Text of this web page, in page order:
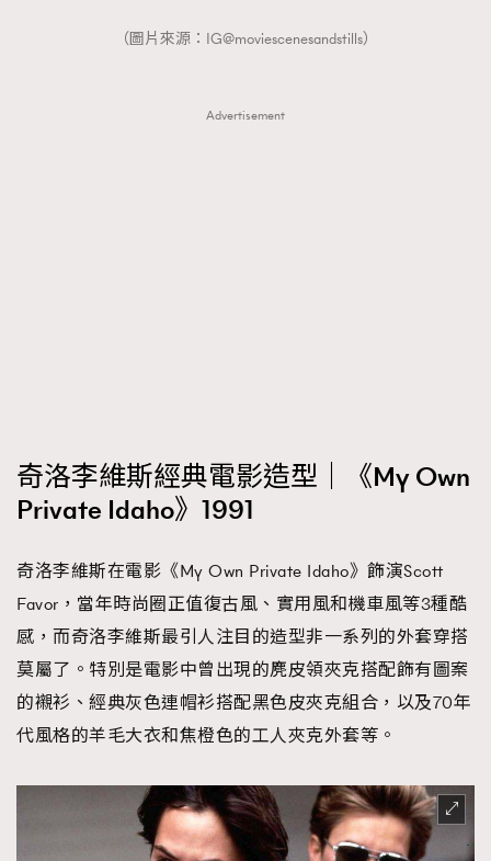
TRENDING
（圖片來源：IG@moviescenesandstills）
Advertisement
奇洛李維斯經典電影造型｜《My Own
Private Idaho》1991
奇洛李維斯在電影《My Own Private Idaho》飾演Scott
Favor，當年時尚圈正值復古風、實用風和機車風等3種酷
感，而奇洛李維斯最引人注目的造型非一系列的外套穿搭
莫屬了。特別是電影中曾出現的麂皮領夾克搭配飾有圖案
的襯衫、經典灰色連帽衫搭配黑色皮夾克組合，以及70年
代風格的羊毛大衣和焦橙色的工人夾克外套等。